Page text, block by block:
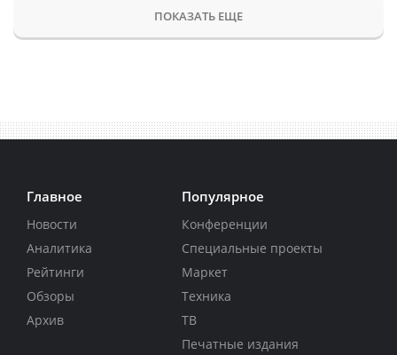
ПОКАЗАТЬ ЕЩЕ
Главное
Новости
Аналитика
Рейтинги
Обзоры
Архив
Популярное
Конференции
Специальные проекты
Маркет
Техника
ТВ
Печатные издания